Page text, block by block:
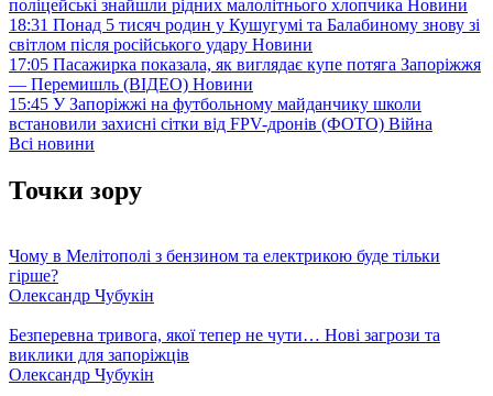
поліцейські знайшли рідних малолітнього хлопчика Новини
18:31 Понад 5 тисяч родин у Кушугумі та Балабиному знову зі
світлом після російського удару Новини
17:05 Пасажирка показала, як виглядає купе потяга Запоріжжя
— Перемишль (ВІДЕО) Новини
15:45 У Запоріжжі на футбольному майданчику школи
встановили захисні сітки від FPV-дронів (ФОТО) Війна
Всі новини
Точки зору
Чому в Мелітополі з бензином та електрикою буде тільки
гірше?
Олександр Чубукін
Безперевна тривога, якої тепер не чути… Нові загрози та
виклики для запоріжців
Олександр Чубукін